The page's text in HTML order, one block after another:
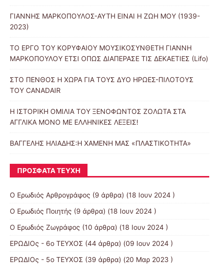
ΓΙΑΝΝΗΣ ΜΑΡΚΟΠΟΥΛΟΣ-ΑΥΤΗ ΕΙΝΑΙ Η ΖΩΗ ΜΟΥ (1939-
2023)
ΤΟ ΕΡΓΟ ΤΟΥ ΚΟΡΥΦΑΙΟΥ ΜΟΥΣΙΚΟΣΥΝΘΕΤΗ ΓΙΑΝΝΗ
ΜΑΡΚΟΠΟΥΛΟΥ ΕΤΣΙ ΟΠΩΣ ΔΙΑΠΕΡΑΣΕ ΤΙΣ ΔΕΚΑΕΤΙΕΣ (Lifo)
ΣΤΟ ΠΕΝΘΟΣ Η ΧΩΡΑ ΓΙΑ ΤΟΥΣ ΔΥΟ ΗΡΩΕΣ-ΠΙΛΟΤΟΥΣ
ΤΟΥ CANADAIR
Η ΙΣΤΟΡΙΚΗ ΟΜΙΛΙΑ ΤΟΥ ΞΕΝΟΦΩΝΤΟΣ ΖΟΛΩΤΑ ΣΤΑ
ΑΓΓΛΙΚΑ ΜΟΝΟ ΜΕ ΕΛΛΗΝΙΚΕΣ ΛΕΞΕΙΣ!
ΒΑΓΓΕΛΗΣ ΗΛΙΑΔΗΣ:Η ΧΑΜΕΝΗ ΜΑΣ «ΠΛΑΣΤΙΚΟΤΗΤΑ»
ΠΡΌΣΦΑΤΑ ΤΕΎΧΗ
Ο Ερωδιός Αρθρογράφος (9 άρθρα) (18 Ιουν 2024 )
Ο Ερωδιός Ποιητής (9 άρθρα) (18 Ιουν 2024 )
Ο Ερωδιός Ζωγράφος (10 άρθρα) (18 Ιουν 2024 )
ΕΡΩΔΙΟς - 6ο ΤΕΥΧΟΣ (44 άρθρα) (09 Ιουν 2024 )
ΕΡΩΔΙΟς - 5ο ΤΕΥΧΟΣ (39 άρθρα) (20 Μαρ 2023 )